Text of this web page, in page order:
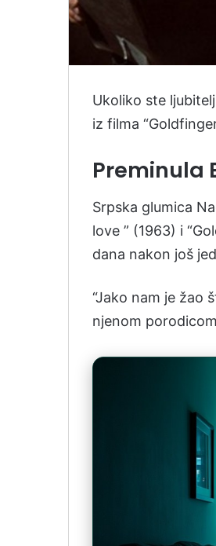
Ukoliko ste
iz filma
Preminula
Srpska glumica
love ” (1963) i
dana nakon još
“Jako nam je žao
njenom